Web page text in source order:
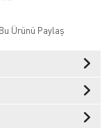
Bu Ürünü Paylaş